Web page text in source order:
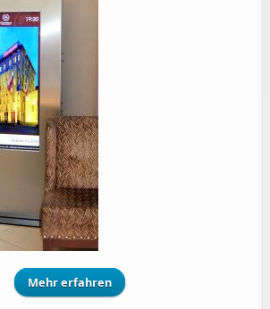
Mehr erfahren